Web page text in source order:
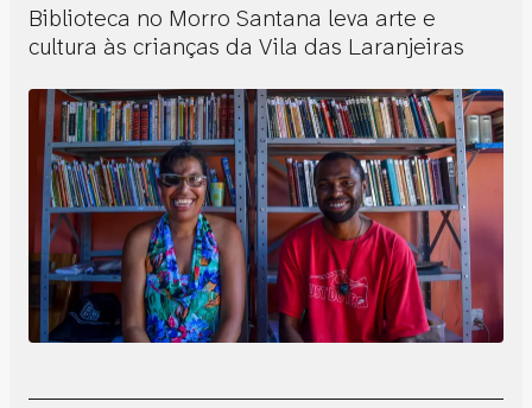
Biblioteca no Morro Santana leva arte e
cultura às crianças da Vila das Laranjeiras